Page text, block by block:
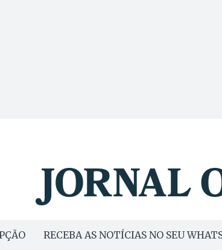
RECEBA AS NOTÍCIAS NO SEU